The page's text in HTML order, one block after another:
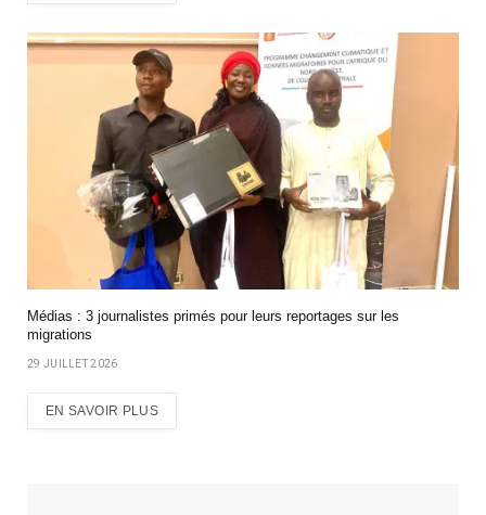
Médias : 3 journalistes primés pour leurs reportages sur les
migrations
29 JUILLET 2026
EN SAVOIR PLUS